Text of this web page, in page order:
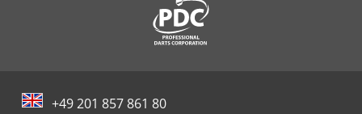
+49 201 857 861 80